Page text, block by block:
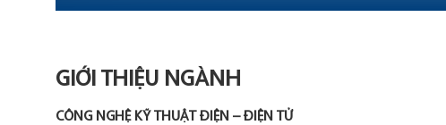
GIỚI THIỆU NGÀNH
CÔNG NGHỆ KỸ THUẬT ĐIỆN – ĐIỆN TỬ